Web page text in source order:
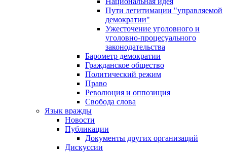
Пути легитимации "управляемой
демократии"
Ужесточение уголовного и
уголовно-процесуального
законодательства
Барометр демократии
Гражданское общество
Политический режим
Право
Революция и оппозиция
Свобода слова
Язык вражды
Новости
Публикации
Документы других организаций
Дискуссии